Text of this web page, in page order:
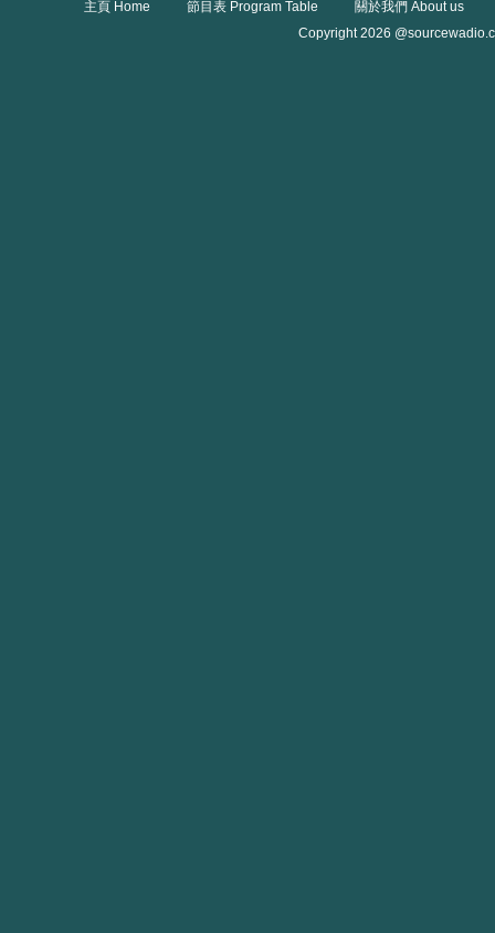
主頁 Home 節目表 Program Table
關於我們 About us
Copyright 2026